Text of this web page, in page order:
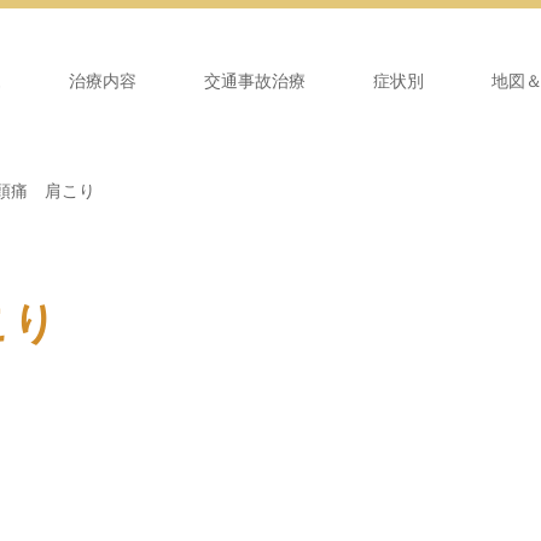
治療内容 交通事故治療 症状別 地図
痛 肩こり